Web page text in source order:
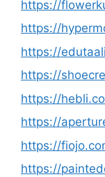
https://
https://
https://
https://
https://
https://
https://
https://